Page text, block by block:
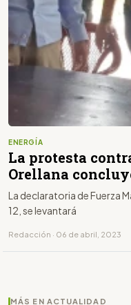
ENERGÍA
La protesta
Orellana
La declaratoria de Fuerza
12, se levantará
Redacción · 06 de abril, 2023
MÁS EN ACTUALIDAD